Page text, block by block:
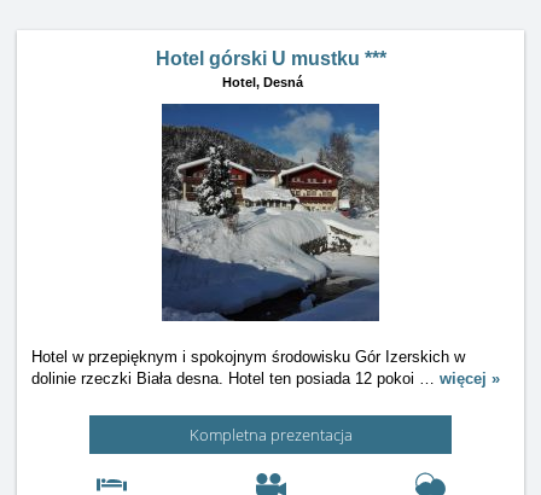
Hotel górski U mustku ***
Hotel, Desná
Hotel w przepięknym i spokojnym środowisku Gór Izerskich w
dolinie rzeczki Biała desna. Hotel ten posiada 12 pokoi … więcej »
Kompletna prezentacja